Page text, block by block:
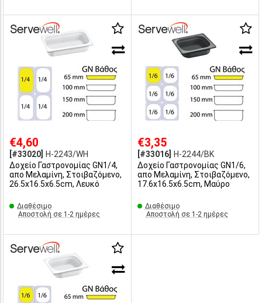
€4,60
[#33020]
H-2243/WH
Δοχείο Γαστρονομίας GN1/4,
απο Μελαμίνη, Στοιβαζόμενο,
26.5x16.5x6.5cm, Λευκό
Διαθέσιμο
Αποστολή σε 1-2 ημέρες
€3,35
[#33016]
H-2244/BK
Δοχείο Γαστρονομίας GN1/6,
απο Μελαμίνη, Στοιβαζόμενο,
17.6x16.5x6.5cm, Μαύρο
Διαθέσιμο
Αποστολή σε 1-2 ημέρες